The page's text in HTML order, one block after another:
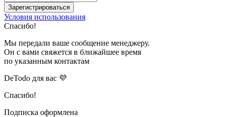
Зарегистрироваться
Условия использования
Спасибо!
Мы передали ваше сообщение менеджеру.
Он с вами свяжется в ближайшее время
по указанным контактам
DeTodo для вас 💜
Спасибо!
Подписка оформлена